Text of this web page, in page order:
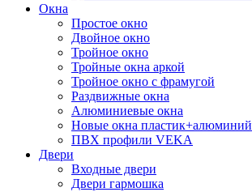
Окна
Простое окно
Двойное окно
Тройное окно
Тройные окна аркой
Тройное окно с фрамугой
Раздвижные окна
Алюминиевые окна
Новые окна пластик+алюминий
ПВХ профили VEKA
Двери
Входные двери
Двери гармошка